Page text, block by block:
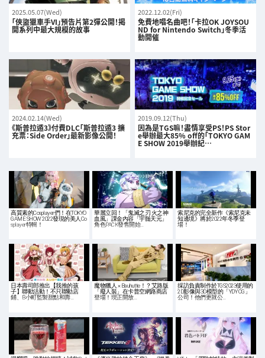
2025.05.07(Wed)
「俠盜獵車手VI」預告片第2彈公開！揭
開系列中最大規模的故事
2022.12.02(Fri)
免費地唱名曲吧！「卡拉OK JOYSOU
ND for Nintendo Switch」冬季活
動開催
2024.02.14(Wed)
《斯普拉遁3》付費DLC「斯普拉遁3 擴
充票：Side Order」最新影像公開！
2019.09.12(Thu)
因為是TGS嘛！盡情享受PS！PS Stor
e舉辦最大85% off的「TOKYO GAM
E SHOW 2019舉辦紀…
高質素的Cosplayer們！在TOKYO
GAME SHOW 2022發現的美人Co
splayer特輯！
華麗立回！「鬼滅之刃 火之神
血風」課金內容「宇髄天元」
角色PACK發售開始…
索尼克的完全新作《索尼克未
知邊境》將於2022年冬季登
場！
日本壽司郎推出【我推的孩
子】聯動活動！不只聯動店
鋪、B小町監製甜點和壽…
魔物獵人 × Bauhutte！？艾路版
「廢人裝」在卡普空網路商店
登場！現正開放…
採訪負責制作於TGS2023使用的
2D影像與3D模型的「YDY CG」
公司！他們更就公…